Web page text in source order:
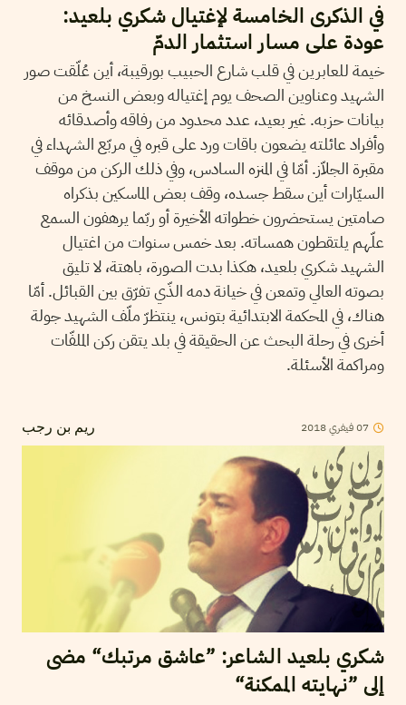
في الذكرى الخامسة لإغتيال شكري بلعيد:
عودة على مسار استثمار الدمّ
خيمة للعابرين في قلب شارع الحبيب بورقيبة، أين عُلّقت صور
الشهيد وعناوين الصحف يوم إغتياله وبعض النسخ من
بيانات حزبه. غير بعيد، عدد محدود من رفاقه وأصدقائه
وأفراد عائلته يضعون باقات ورد على قبره في مربّع الشهداء في
مقبرة الجلاّز. أمّا في المنزه السادس، وفي ذلك الركن من موقف
السيّارات أين سقط جسده، وقف بعض الماسكين بذكراه
صامتين يستحضرون خطواته الأخيرة أو ربّما يرهفون السمع
علّهم يلتقطون همساته. بعد خمس سنوات من اغتيال
الشهيد شكري بلعيد، هكذا بدت الصورة، باهتة، لا تليق
بصوته العالي وتمعن في خيانة دمه الذّي تفرّق بين القبائل. أمّا
هناك، في المحكمة الابتدائية بتونس، ينتظرّ ملّف الشهيد جولة
أخرى في رحلة البحث عن الحقيقة في بلد يتقن ركن الملفّات
ومراكمة الأسئلة.
ريم بن رجب 07فيفري2018
شكري بلعيد الشاعر: ”عاشق مرتبك“ مضى
إلى ”نهايته الممكنة“